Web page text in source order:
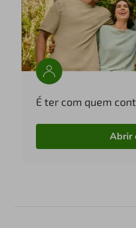
É ter com quem
Abrir